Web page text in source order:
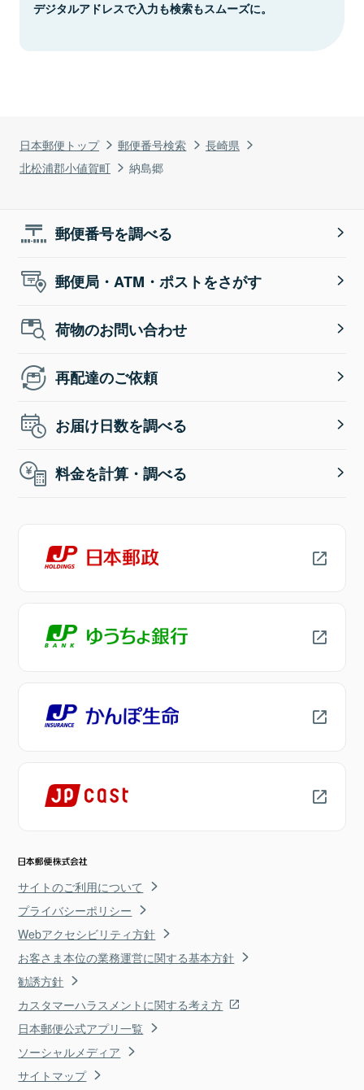
日本郵便トップ 郵便番号検索
長崎県
北松浦郡小値賀町
納島郷
デジタルアドレスで入力も検索もスムーズに。
郵便番号を調べる
郵便局・ATM・ポストをさがす
荷物のお問い合わせ
再配達のご依頼
お届け日数を調べる
料金を計算・調べる
サイトのご利用について
プライバシーポリシー
Webアクセシビリティ方針
お客さま本位の業務運営に関する基本方針
勧誘方針
カスタマーハラスメントに関する考え方
日本郵便公式アプリ一覧
ソーシャルメディア
サイトマップ